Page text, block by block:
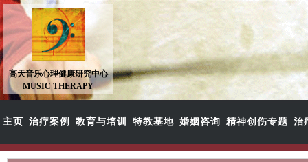
高天音乐心理健康研究中心
MUSIC THERAPY
主页 治疗案例 教育与培训 特教基地 婚姻咨询 精神创伤专题 治